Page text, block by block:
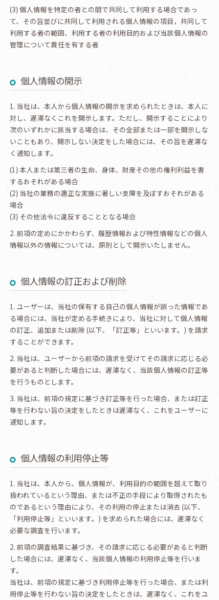
(3) 個人情報を特定の者との間で共同して利用する場合であっ
て、その旨並びに共同して利用される個人情報の項目，共同して
利用する者の範囲、利用する者の利用目的および当該個人情報の
管理について責任を有する者
個人情報の開示
1. 当社は、本人から個人情報の開示を求められたときは、本人に
対し、遅滞なくこれを開示します。ただし、開示することにより
次のいずれかに該当する場合は、その全部または一部を開示しな
いこともあり、開示しない決定をした場合には、その旨を遅滞な
く通知します。
(1) 本人または第三者の生命、身体、財産その他の権利利益を害
するおそれがある場合
(2) 当社の業務の適正な実施に著しい支障を及ぼすおそれがある
場合
(3) その他法令に違反することとなる場合
2. 前項の定めにかかわらず、履歴情報および特性情報などの個人
情報以外の情報については、原則として開示いたしません。
個人情報の訂正および削除
1. ユーザーは、当社の保有する自己の個人情報が誤った情報であ
る場合には、当社が定める手続きにより、当社に対して個人情報
の訂正、追加または削除 (以下、「訂正等」といいます。) を請求
することができます。
2. 当社は、ユーザーから前項の請求を受けてその請求に応じる必
要があると判断した場合には、遅滞なく、当該個人情報の訂正等
を行うものとします。
3. 当社は、前項の規定に基づき訂正等を行った場合、または訂正
等を行わない旨の決定をしたときは遅滞なく、これをユーザーに
通知します。
個人情報の利用停止等
1. 当社は、本人から、個人情報が、利用目的の範囲を超えて取り
扱われているという理由、または不正の手段により取得されたも
のであるという理由により、その利用の停止または消去 (以下、
「利用停止等」といいます。) を求められた場合には、遅滞なく
必要な調査を行います。
2. 前項の調査結果に基づき、その請求に応じる必要があると判断
した場合には、遅滞なく、当該個人情報の利用停止等を行いま
す。
当社は、前項の規定に基づき利用停止等を行った場合、または利
用停止等を行わない旨の決定をしたときは、遅滞なく、これをユ